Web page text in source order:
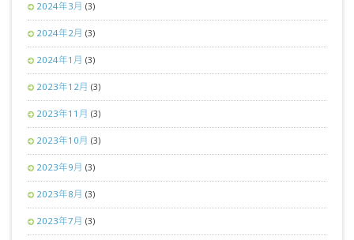
2024年3月 (3)
2024年2月 (3)
2024年1月 (3)
2023年12月 (3)
2023年11月 (3)
2023年10月 (3)
2023年9月 (3)
2023年8月 (3)
2023年7月 (3)